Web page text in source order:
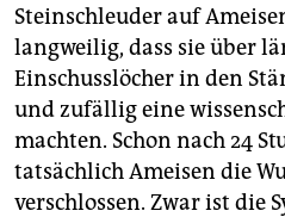
kultur
sport
berlin
nord
Steinschleuder auf
langweilig, dass sie über
Einschusslöcher in den
und zufällig eine
machten. Schon nach 24
tatsächlich Ameisen die
verschlossen. Zwar ist die